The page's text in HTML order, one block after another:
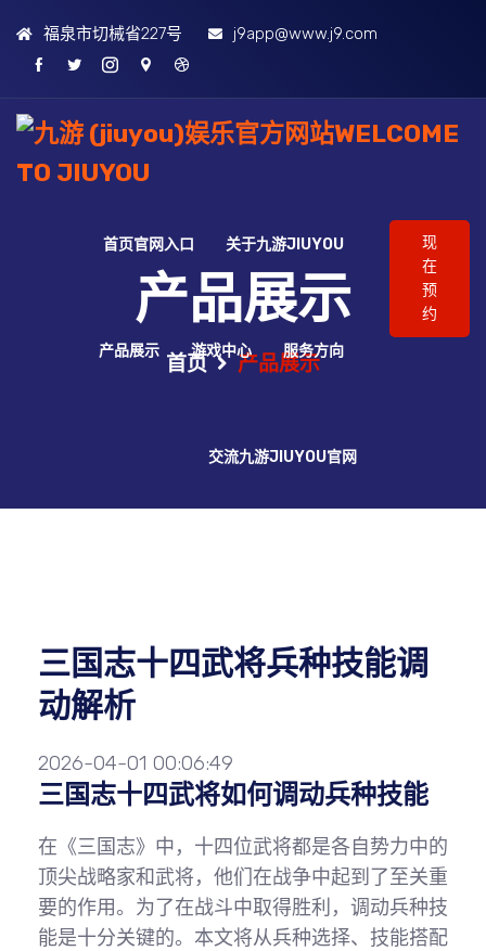
福泉市切械省227号 j9app@www.j9.com
首页官网入口 关于九游JIUYOU
产品展示 游戏中心 服务方向
交流九游JIUYOU官网
现
在
预
约
产品展示
首页 产品展示
三国志十四武将兵种技能调
动解析
2026-04-01 00:06:49
三国志十四武将如何调动兵种技能
在《三国志》中，十四位武将都是各自势力中的
顶尖战略家和武将，他们在战争中起到了至关重
要的作用。为了在战斗中取得胜利，调动兵种技
能是十分关键的。本文将从兵种选择、技能搭配